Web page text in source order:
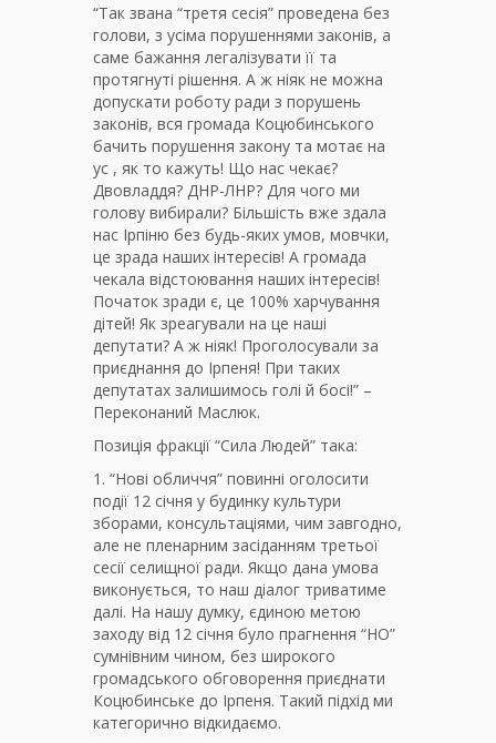
“Так звана “третя сесія” проведена без
голови, з усіма порушеннями законів, а
саме бажання легалізувати її та
протягнуті рішення. А ж ніяк не можна
допускати роботу ради з порушень
законів, вся громада Коцюбинського
бачить порушення закону та мотає на
ус , як то кажуть! Що нас чекає?
Двовладдя? ДНР-ЛНР? Для чого ми
голову вибирали? Більшість вже здала
нас Ірпіню без будь-яких умов, мовчки,
це зрада наших інтересів! А громада
чекала відстоювання наших інтересів!
Початок зради є, це 100% харчування
дітей! Як зреагували на це наші
депутати? А ж ніяк! Проголосували за
приєднання до Ірпеня! При таких
депутатах залишимось голі й босі!” –
Переконаний Маслюк.
Позиція фракції “Сила Людей” така:
1. “Нові обличчя” повинні оголосити
події 12 січня у будинку культури
зборами, консультаціями, чим завгодно,
але не пленарним засіданням третьої
сесії селищної ради. Якщо дана умова
виконується, то наш діалог триватиме
далі. На нашу думку, єдиною метою
заходу від 12 січня було прагнення “НО”
сумнівним чином, без широкого
громадського обговорення приєднати
Коцюбинське до Ірпеня. Такий підхід ми
категорично відкидаємо.